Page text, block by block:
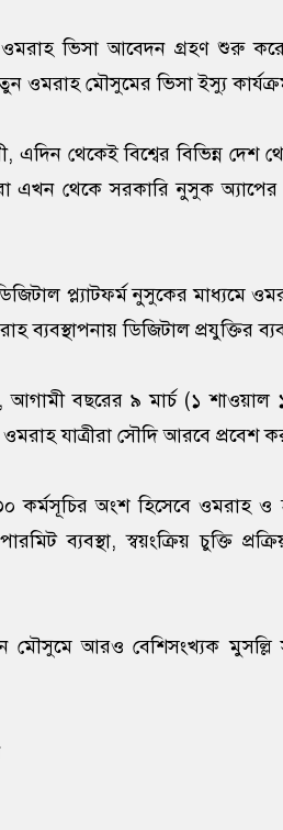
ভিসা আবেদন গ্রহণ শুরু
ওমরাহ মৌসুমের ভিসা ইস্যু
এদিন থেকেই বিশ্বের বিভিন্ন
এখন থেকে সরকারি নুসুক অ্যাপের
প্ল্যাটফর্ম নুসুকের মাধ্যমে
ব্যবস্থাপনায় ডিজিটাল প্রযুক্তির
আগামী বছরের ৯ মার্চ (১
ওমরাহ যাত্রীরা সৌদি আরবে প্রবেশ
কর্মসূচির অংশ হিসেবে ওমরাহ ও
ব্যবস্থা, স্বয়ংক্রিয়
মৌসুমে আরও বেশিসংখ্যক